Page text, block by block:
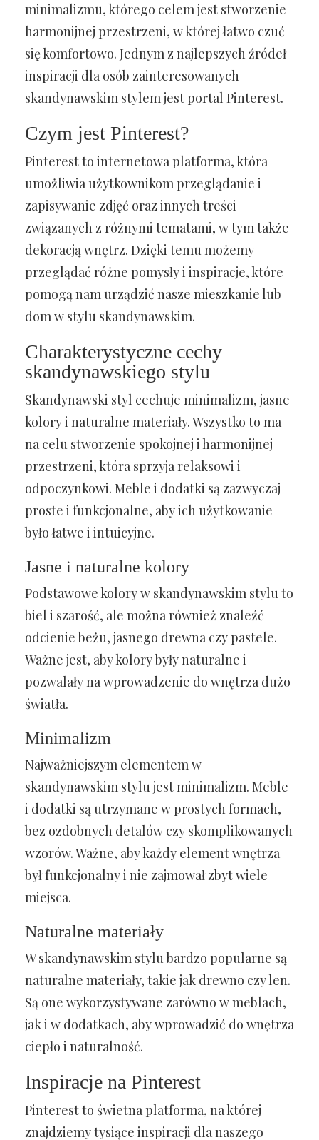
minimalizmu, którego celem jest stworzenie
harmonijnej przestrzeni, w której łatwo czuć
się komfortowo. Jednym z najlepszych źródeł
inspiracji dla osób zainteresowanych
skandynawskim stylem jest portal Pinterest.
Czym jest Pinterest?
Pinterest to internetowa platforma, która
umożliwia użytkownikom przeglądanie i
zapisywanie zdjęć oraz innych treści
związanych z różnymi tematami, w tym także
dekoracją wnętrz. Dzięki temu możemy
przeglądać różne pomysły i inspiracje, które
pomogą nam urządzić nasze mieszkanie lub
dom w stylu skandynawskim.
Charakterystyczne cechy
skandynawskiego stylu
Skandynawski styl cechuje minimalizm, jasne
kolory i naturalne materiały. Wszystko to ma
na celu stworzenie spokojnej i harmonijnej
przestrzeni, która sprzyja relaksowi i
odpoczynkowi. Meble i dodatki są zazwyczaj
proste i funkcjonalne, aby ich użytkowanie
było łatwe i intuicyjne.
Jasne i naturalne kolory
Podstawowe kolory w skandynawskim stylu to
biel i szarość, ale można również znaleźć
odcienie beżu, jasnego drewna czy pastele.
Ważne jest, aby kolory były naturalne i
pozwalały na wprowadzenie do wnętrza dużo
światła.
Minimalizm
Najważniejszym elementem w
skandynawskim stylu jest minimalizm. Meble
i dodatki są utrzymane w prostych formach,
bez ozdobnych detalów czy skomplikowanych
wzorów. Ważne, aby każdy element wnętrza
był funkcjonalny i nie zajmował zbyt wiele
miejsca.
Naturalne materiały
W skandynawskim stylu bardzo popularne są
naturalne materiały, takie jak drewno czy len.
Są one wykorzystywane zarówno w meblach,
jak i w dodatkach, aby wprowadzić do wnętrza
ciepło i naturalność.
Inspiracje na Pinterest
Pinterest to świetna platforma, na której
znajdziemy tysiące inspiracji dla naszego